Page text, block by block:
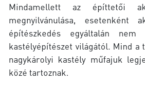
Mindamellett az építtetői
megnyilvánulása, esetenként
építészkedés egyáltalán
kastélyépítészet világától. Mind a
nagykárolyi kastély műfajuk
közé tartoznak.